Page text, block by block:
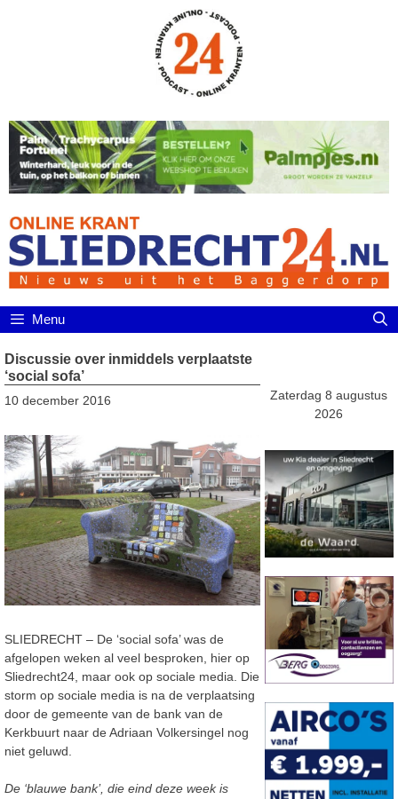
Menu
Discussie over inmiddels verplaatste
‘social sofa’
10 december 2016
SLIEDRECHT – De ‘social sofa’ was de
afgelopen weken al veel besproken, hier op
Sliedrecht24, maar ook op sociale media. Die
storm op sociale media is na de verplaatsing
door de gemeente van de bank van de
Kerkbuurt naar de Adriaan Volkersingel nog
niet geluwd.
De ‘blauwe bank’, die eind deze week is
Zaterdag 8 augustus
2026